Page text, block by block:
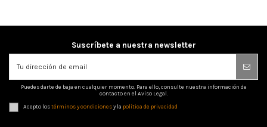
Suscríbete a nuestra newsletter
Puedes darte de baja en cualquier momento. Para ello, consulte nuestra información de
contacto en el Aviso Legal.
Acepto lostérminos y condicionesy la política de privacidad